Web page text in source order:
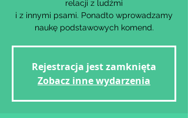
relacji z ludźmi
i z innymi psami. Ponadto wprowadzamy
naukę podstawowych komend.
Rejestracja jest zamknięta
Zobacz inne wydarzenia